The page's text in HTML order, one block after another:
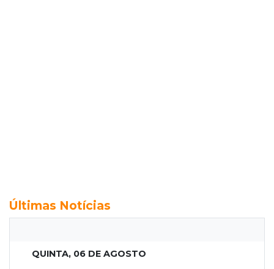
Últimas Notícias
QUINTA, 06 DE AGOSTO